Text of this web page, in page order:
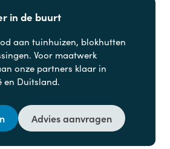
in de buurt
aan tuinhuizen, blokhutten
Voor maatwerk
onze partners klaar in
en Duitsland.
Advies aanvragen